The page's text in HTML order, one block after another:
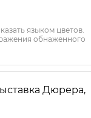
языком цветов.
обнаженного
Дюрера,